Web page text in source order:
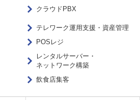
クラウドPBX
テレワーク運用支援・資産管理
POSレジ
レンタルサーバー・
ネットワーク構築
飲食店集客